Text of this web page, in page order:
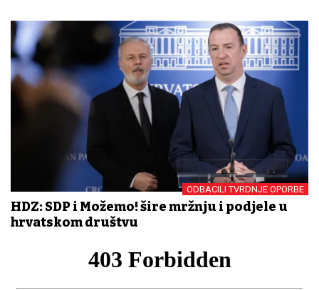
ODBACILI TVRDNJE OPORBE
HDZ: SDP i Možemo! šire mržnju i podjele u
hrvatskom društvu